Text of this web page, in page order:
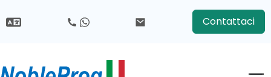
Contattaci